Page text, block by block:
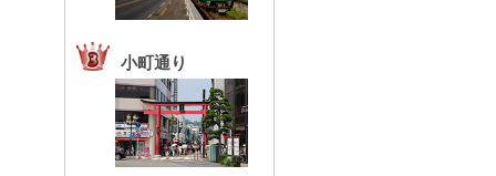
小町通り